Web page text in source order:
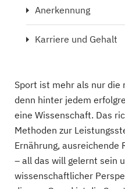
Anerkennung
Karriere und Gehalt
Sport ist mehr als nur die
denn hinter jedem
eine Wissenschaft. Das
Methoden zur
Ernährung, ausreichende
– all das will gelernt sein
wissenschaftlicher